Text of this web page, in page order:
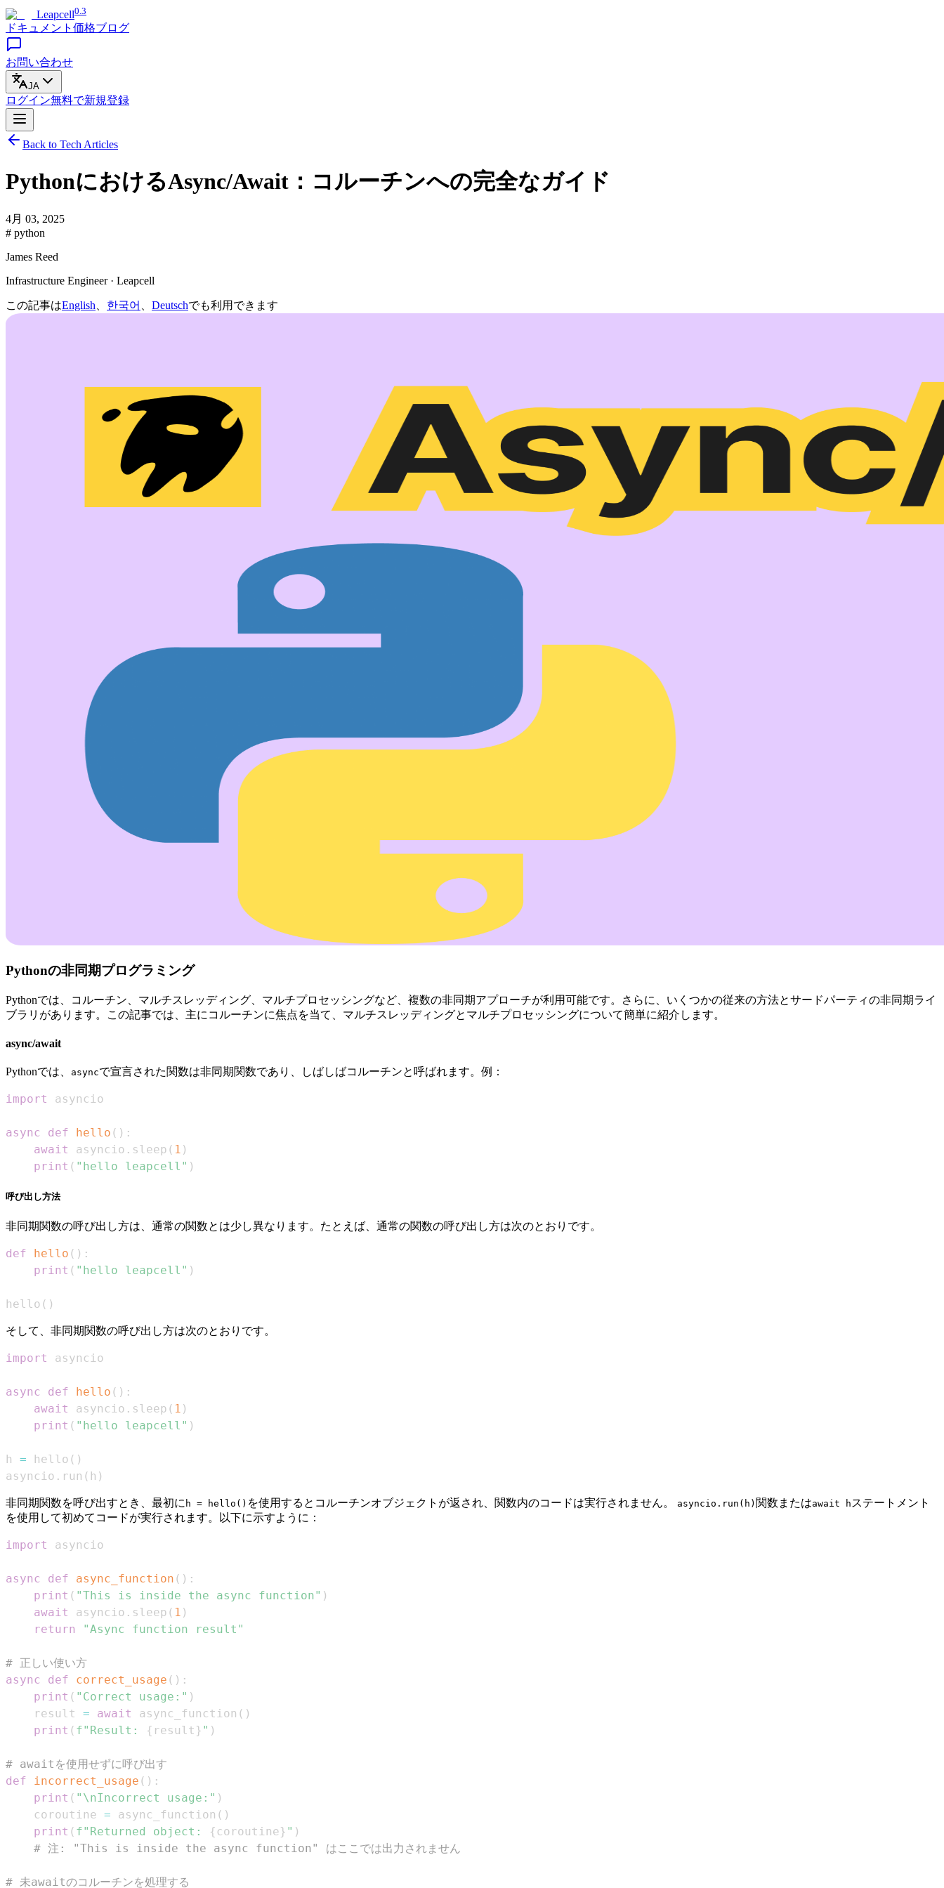
Leapcell0.3
ドキュメント 価格ブログ
お問い合わせ
JA
ログイン無料で新規登録
Back to Tech Articles
PythonにおけるAsync/Await：コルーチンへの完全なガイド
4月 03, 2025
# python
James Reed
Infrastructure Engineer · Leapcell
この記事はEnglish 한국어 Deutschでも利用できます
Pythonの非同期プログラミング
Pythonでは、コルーチン、マルチスレッディング、マルチプロセッシングなど、複数の非同期アプローチが利用可能です。さらに、いくつかの従来の方法とサードパーティの非同期ライ
ブラリがあります。この記事では、主にコルーチンに焦点を当て、マルチスレッディングとマルチプロセッシングについて簡単に紹介します。
async/await
Pythonでは、 asyncで宣言された関数は非同期関数であり、しばしばコルーチンと呼ばれます。例：
import
async def hello ( ) :
await
asyncio . sleep ( 1 )
print ( "hello leapcell" )
呼び出し方法
非同期関数の呼び出し方は、通常の関数とは少し異なります。たとえば、通常の関数の呼び出し方は次のとおりです。
def hello ( ) :
print ( "hello leapcell" )
hello ( )
そして、非同期関数の呼び出し方は次のとおりです。
import
async def hello ( ) :
await
asyncio . sleep ( 1 )
print ( "hello leapcell" )
h = hello ( )
asyncio . run ( h )
非同期関数を呼び出すとき、最初に h = hello() を使用するとコルーチンオブジェクトが返され、関数内のコードは実行されません。 asyncio.run(h) 関数またはawait h ステートメント
を使用して初めてコードが実行されます。以下に示すように：
import
async def async_function ( ) :
print ( "This is inside the async function" )
await
asyncio . sleep ( 1 )
return
"Async function result"
# 正しい使い方
async
def correct_usage ( ) :
print ( "Correct usage:" )
    result
= await async_function ( )
print ( f"Result: { result } " )
# awaitを使用せずに呼び出す
def
incorrect_usage ( ) :
print ( "\nIncorrect usage:" )
    coroutine
= async_function ( )
print ( f"Returned object: { coroutine} " )
# 注: "This is inside the async function" はここでは出力されません
# 未awaitのコルーチンを処理する